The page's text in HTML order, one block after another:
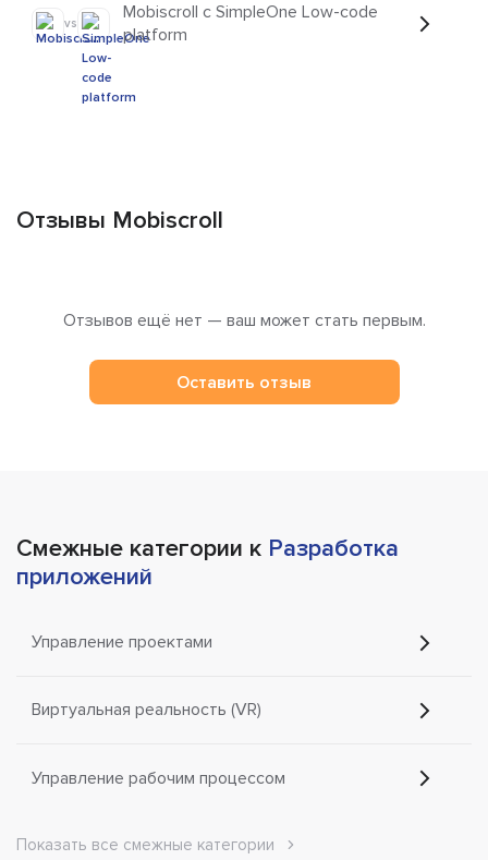
vs
Mobiscroll с SimpleOne Low-code
platform
Отзывы Mobiscroll
Отзывов ещё нет — ваш может стать первым.
Оставить отзыв
Смежные категории к Разработка
приложений
Управление проектами
Виртуальная реальность (VR)
Управление рабочим процессом
Показать все смежные категории